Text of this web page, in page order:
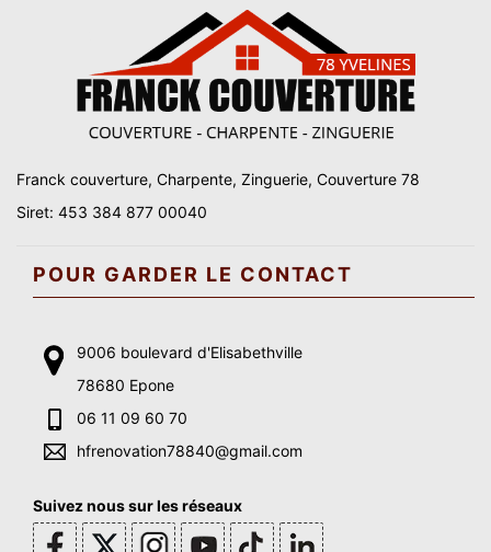
Franck couverture, Charpente, Zinguerie, Couverture 78
Siret: 453 384 877 00040
POUR GARDER LE CONTACT
9006 boulevard d'Elisabethville
78680 Epone
06 11 09 60 70
hfrenovation78840@gmail.com
Suivez nous sur les réseaux